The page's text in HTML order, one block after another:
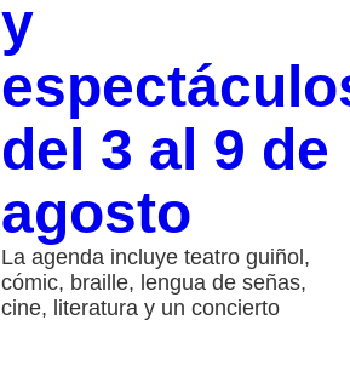
y
del 3 al 9 de
agosto
La agenda incluye teatro guiñol,
cómic, braille, lengua de señas,
cine, literatura y un concierto